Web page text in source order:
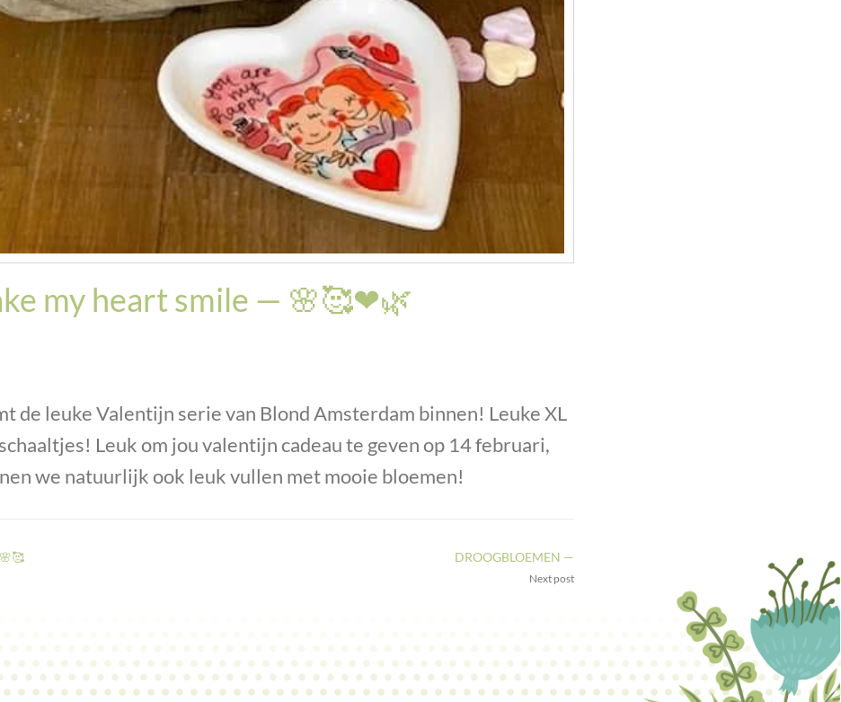
my heart smile — 🌸🥰❤🌿
de leuke Valentijn serie van Blond Amsterdam binnen! Leuke XL
Leuk om jou valentijn cadeau te geven op 14 februari,
we natuurlijk ook leuk vullen met mooie bloemen!
DROOGBLOEMEN —
Next post